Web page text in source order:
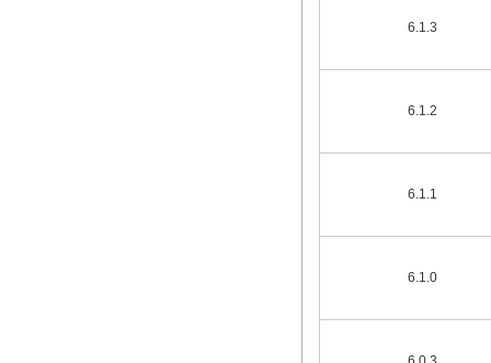
6.1.3
6.1.2
6.1.1
6.1.0